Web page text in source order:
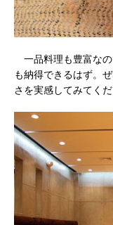
一品料理も豊富なの
も納得できるはず。
さを実感してみてくだ